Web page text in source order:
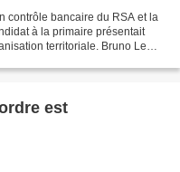
contrôle bancaire du RSA et la
à la primaire présentait
territoriale. Bruno Le
est